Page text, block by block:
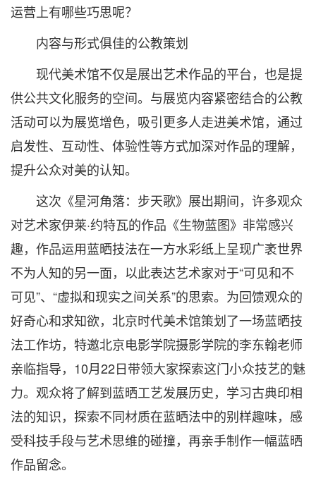
运营上有哪些巧思呢？
内容与形式俱佳的公教策划
现代美术馆不仅是展出艺术作品的平台，也是提
供公共文化服务的空间。与展览内容紧密结合的公教
活动可以为展览增色，吸引更多人走进美术馆，通过
启发性、互动性、体验性等方式加深对作品的理解，
提升公众对美的认知。
这次《星河角落：步天歌》展出期间，许多观众
对艺术家伊莱·约特瓦的作品《生物蓝图》非常感兴
趣，作品运用蓝晒技法在一方水彩纸上呈现广袤世界
不为人知的另一面，以此表达艺术家对于“可见和不
可见”、“虚拟和现实之间关系”的思索。为回馈观众的
好奇心和求知欲，北京时代美术馆策划了一场蓝晒技
法工作坊，特邀北京电影学院摄影学院的李东翰老师
亲临指导，10月22日带领大家探索这门小众技艺的魅
力。观众将了解到蓝晒工艺发展历史，学习古典印相
法的知识，探索不同材质在蓝晒法中的别样趣味，感
受科技手段与艺术思维的碰撞，再亲手制作一幅蓝晒
作品留念。